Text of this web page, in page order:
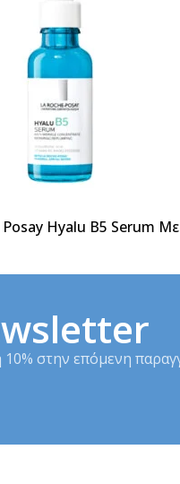
Posay Hyalu B5 Serum Με
στην επόμενη